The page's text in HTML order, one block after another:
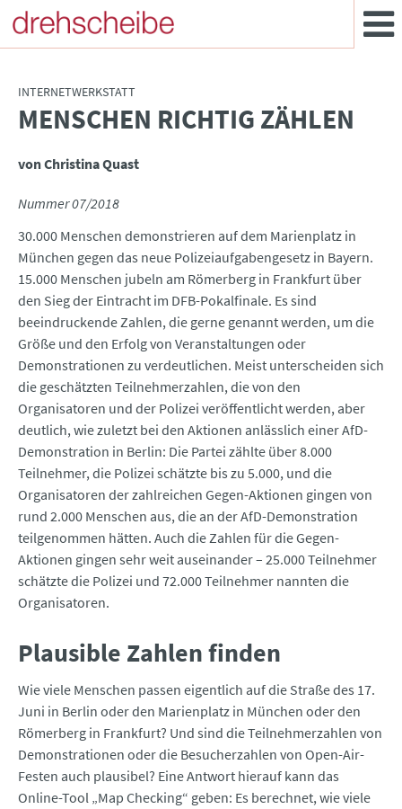
INTERNETWERKSTATT
:MENSCHEN RICHTIG ZÄHLEN
von Christina Quast
Nummer 07/2018
30.000 Menschen demonstrieren auf dem Marienplatz in
München gegen das neue Polizeiaufgabengesetz in Bayern.
15.000 Menschen jubeln am Römerberg in Frankfurt über
den Sieg der Eintracht im DFB-Pokalfinale. Es sind
beeindruckende Zahlen, die gerne genannt werden, um die
Größe und den Erfolg von Veranstaltungen oder
Demonstrationen zu verdeutlichen. Meist unterscheiden sich
die geschätzten Teilnehmerzahlen, die von den
Organisatoren und der Polizei veröffentlicht werden, aber
deutlich, wie zuletzt bei den Aktionen anlässlich einer AfD-
Demonstration in Berlin: Die Partei zählte über 8.000
Teilnehmer, die Polizei schätzte bis zu 5.000, und die
Organisatoren der zahlreichen Gegen-Aktionen gingen von
rund 2.000 Menschen aus, die an der AfD-Demonstration
teilgenommen hätten. Auch die Zahlen für die Gegen-
Aktionen gingen sehr weit auseinander – 25.000 Teilnehmer
schätzte die Polizei und 72.000 Teilnehmer nannten die
Organisatoren.
Plausible Zahlen finden
Wie viele Menschen passen eigentlich auf die Straße des 17.
Juni in Berlin oder den Marienplatz in München oder den
Römerberg in Frankfurt? Und sind die Teilnehmerzahlen von
Demonstrationen oder die Besucherzahlen von Open-Air-
Festen auch plausibel? Eine Antwort hierauf kann das
Online-Tool „Map Checking“ geben: Es berechnet, wie viele